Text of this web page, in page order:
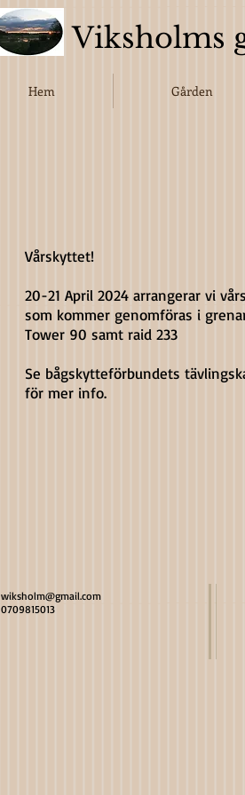
Viksholms
Hem Gården
Vårskyttet!
20-21 April 2024 arrangerar vi
som kommer genomföras i
Tower 90 samt raid 233
Se bågskytteförbundets
för mer info.
wiksholm@gmail.com
0709815013